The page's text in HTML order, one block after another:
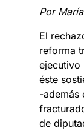
Por
El
reforma
ejecutivo
éste
-además
de